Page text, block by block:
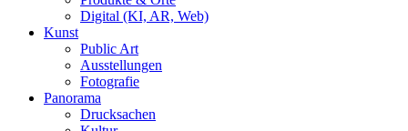
Digital (KI, AR, Web)
Kunst
Public Art
Ausstellungen
Fotografie
Panorama
Drucksachen